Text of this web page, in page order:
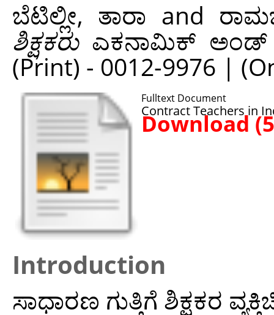
ಬೆಟಿಲ್ಲೀ, ತಾರಾ and
ಶಿಕ್ಷಕರುಎಕನಾಮಿಕ್ ಅಂಡ್
(Print) - 0012-9976 |
Fulltext Document
Contract Teachers in
Download
Introduction
ಸಾಧಾರಣ ಗುತ್ತಿಗೆ ಶಿಕ್ಷಕರ